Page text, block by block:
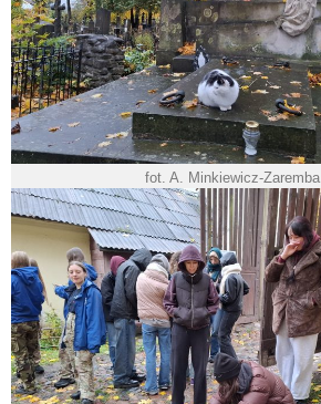
fot. A. Minkiewicz-Zaremba